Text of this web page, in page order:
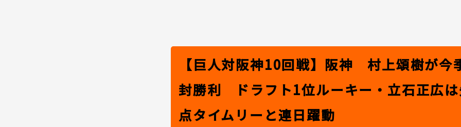
【巨人対阪神10回戦】阪神 村上頌樹が今
封勝利 ドラフト1位ルーキー・立石正広
点タイムリーと連日躍動